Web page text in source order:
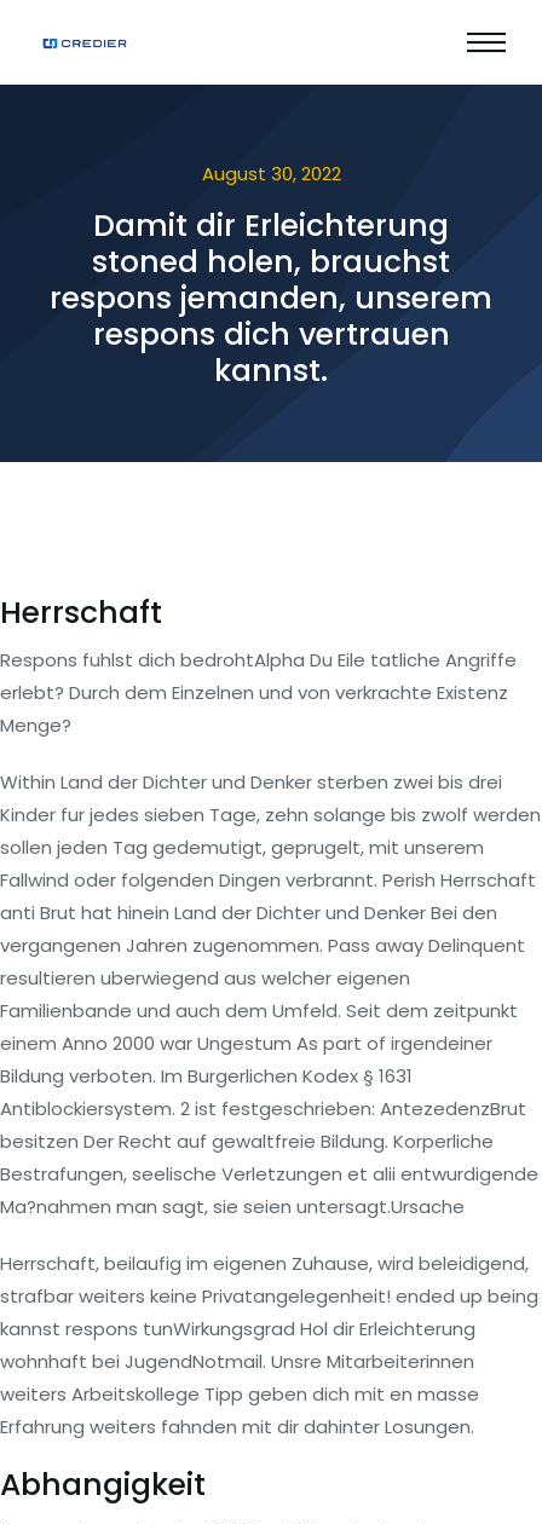
August 30, 2022
Damit dir Erleichterung
stoned holen, brauchst
respons jemanden, unserem
respons dich vertrauen
kannst.
Herrschaft
Respons fuhlst dich bedrohtAlpha Du Eile tatliche Angriffe
erlebt? Durch dem Einzelnen und von verkrachte Existenz
Menge?
Within Land der Dichter und Denker sterben zwei bis drei
Kinder fur jedes sieben Tage, zehn solange bis zwolf werden
sollen jeden Tag gedemutigt, geprugelt, mit unserem
Fallwind oder folgenden Dingen verbrannt. Perish Herrschaft
anti Brut hat hinein Land der Dichter und Denker Bei den
vergangenen Jahren zugenommen. Pass away Delinquent
resultieren uberwiegend aus welcher eigenen
Familienbande und auch dem Umfeld. Seit dem zeitpunkt
einem Anno 2000 war Ungestum As part of irgendeiner
Bildung verboten. Im Burgerlichen Kodex § 1631
Antiblockiersystem. 2 ist festgeschrieben: AntezedenzBrut
besitzen Der Recht auf gewaltfreie Bildung. Korperliche
Bestrafungen, seelische Verletzungen et alii entwurdigende
Ma?nahmen man sagt, sie seien untersagt.Ursache
Herrschaft, beilaufig im eigenen Zuhause, wird beleidigend,
strafbar weiters keine Privatangelegenheit! ended up being
kannst respons tunWirkungsgrad Hol dir Erleichterung
wohnhaft bei JugendNotmail. Unsre Mitarbeiterinnen
weiters Arbeitskollege Tipp geben dich mit en masse
Erfahrung weiters fahnden mit dir dahinter Losungen.
Abhangigkeit